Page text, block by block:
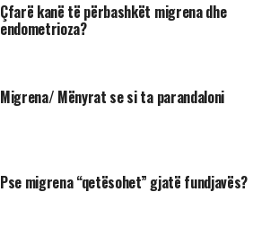
Çfarë kanë të përbashkët migrena dhe
endometrioza?
Migrena/ Mënyrat se si ta parandaloni
Pse migrena “qetësohet” gjatë fundjavës?